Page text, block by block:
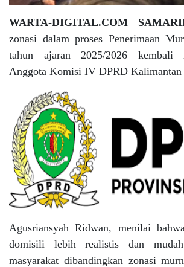
WARTA-DIGITAL.COM
zonasi dalam proses Penerimaan
tahun ajaran 2025/2026 kembali
Anggota Komisi IV DPRD Kalimantan
Agusriansyah Ridwan, menilai
domisili lebih realistis dan
masyarakat dibandingkan zonasi